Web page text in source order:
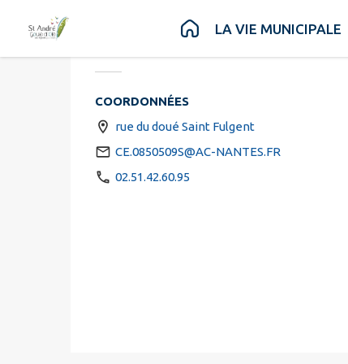
Contenu Recherche Pied de page
LA VIE MUNICIPALE
COORDONNÉES
rue du doué Saint Fulgent
CE.0850509S@AC-NANTES.FR
02.51.42.60.95